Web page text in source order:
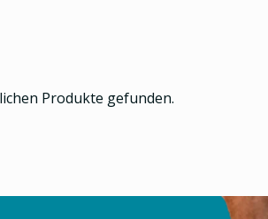
Produkte gefunden.